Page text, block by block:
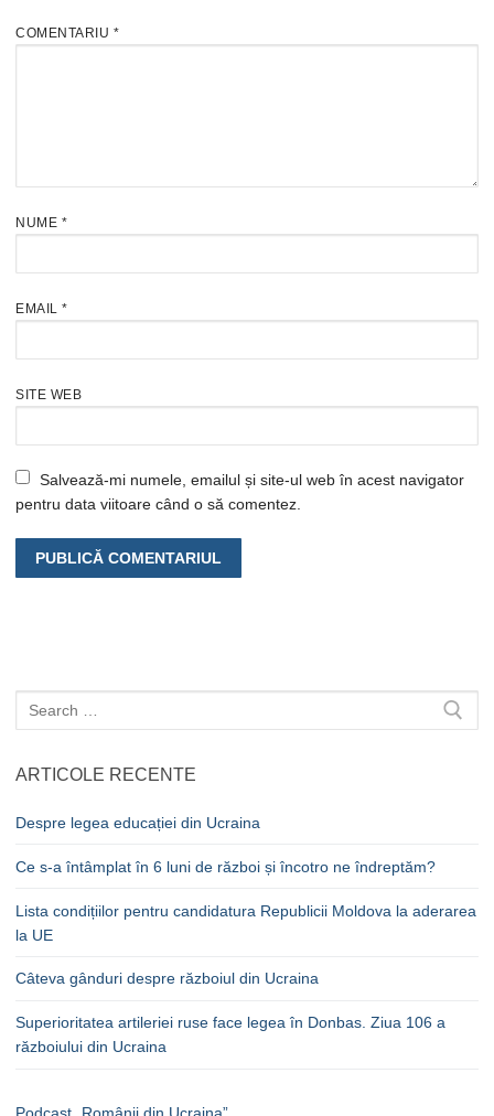
COMENTARIU *
NUME *
EMAIL *
SITE WEB
Salvează-mi numele, emailul și site-ul web în acest navigator
pentru data viitoare când o să comentez.
Caută
după:
ARTICOLE RECENTE
Despre legea educației din Ucraina
Ce s-a întâmplat în 6 luni de război și încotro ne îndreptăm?
Lista condițiilor pentru candidatura Republicii Moldova la aderarea
la UE
Câteva gânduri despre războiul din Ucraina
Superioritatea artileriei ruse face legea în Donbas. Ziua 106 a
războiului din Ucraina
Podcast „Românii din Ucraina”